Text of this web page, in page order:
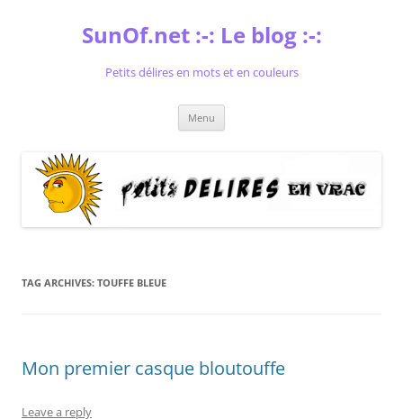
SunOf.net :-: Le blog :-:
Petits délires en mots et en couleurs
Menu
TAG ARCHIVES: TOUFFE BLEUE
Mon premier casque bloutouffe
Leave a reply